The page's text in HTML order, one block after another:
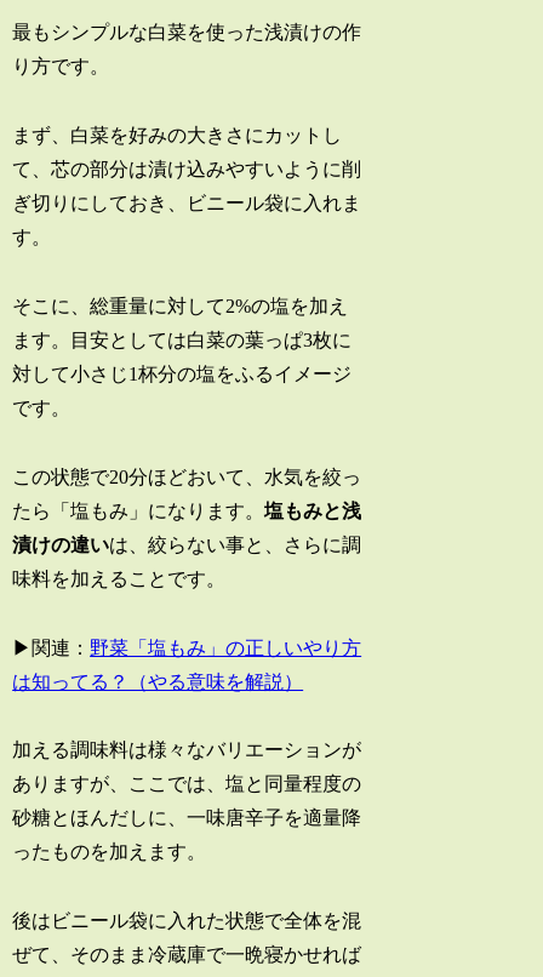
最もシンプルな白菜を使った浅漬けの作
り方です。
まず、白菜を好みの大きさにカットし
て、芯の部分は漬け込みやすいように削
ぎ切りにしておき、ビニール袋に入れま
す。
そこに、総重量に対して2%の塩を加え
ます。目安としては白菜の葉っぱ3枚に
対して小さじ1杯分の塩をふるイメージ
です。
この状態で20分ほどおいて、水気を絞っ
たら「塩もみ」になります。塩もみと浅
漬けの違いは、絞らない事と、さらに調
味料を加えることです。
▶関連： 野菜「塩もみ」の正しいやり方
は知ってる？（やる意味を解説）
加える調味料は様々なバリエーションが
ありますが、ここでは、塩と同量程度の
砂糖とほんだしに、一味唐辛子を適量降
ったものを加えます。
後はビニール袋に入れた状態で全体を混
ぜて、そのまま冷蔵庫で一晩寝かせれば